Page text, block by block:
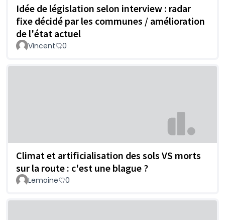
Idée de législation selon interview : radar
fixe décidé par les communes / amélioration
de l'état actuel
Vincent 0
Climat et artificialisation des sols VS morts
sur la route : c'est une blague ?
Lemoine 0